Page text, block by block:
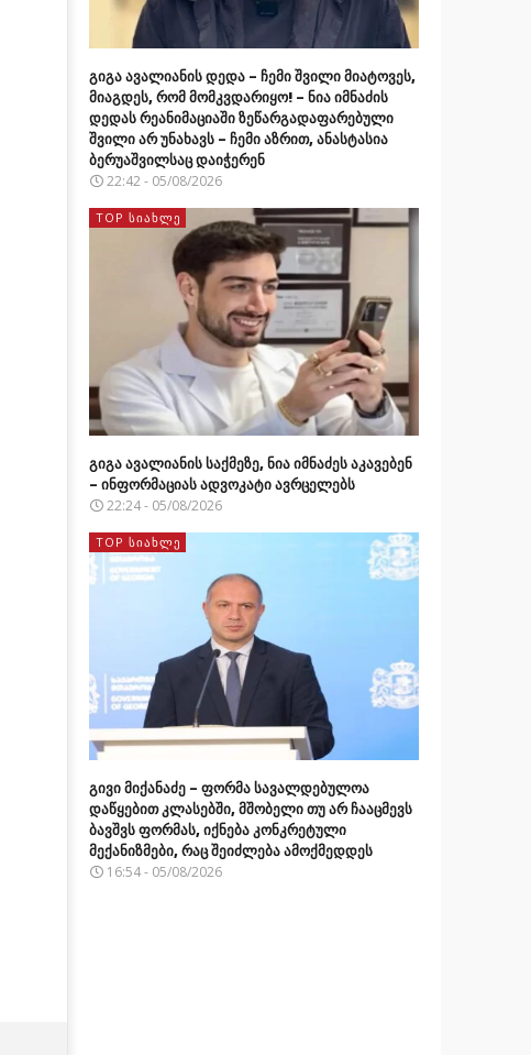
გიგა ავალიანის დედა – ჩემი შვილი მიატოვეს,
მიაგდეს, რომ მომკვდარიყო! – ნია იმნაძის
დედას რეანიმაციაში ზეწარგადაფარებული
შვილი არ უნახავს – ჩემი აზრით, ანასტასია
ბერუაშვილსაც დაიჭერენ
22:42 - 05/08/2026
TOP ᲡᲘᲐᲮᲚᲔ
გიგა ავალიანის საქმეზე, ნია იმნაძეს აკავებენ
– ინფორმაციას ადვოკატი ავრცელებს
22:24 - 05/08/2026
TOP ᲡᲘᲐᲮᲚᲔ
გივი მიქანაძე – ფორმა სავალდებულოა
დაწყებით კლასებში, მშობელი თუ არ ჩააცმევს
ბავშვს ფორმას, იქნება კონკრეტული
მექანიზმები, რაც შეიძლება ამოქმედდეს
16:54 - 05/08/2026